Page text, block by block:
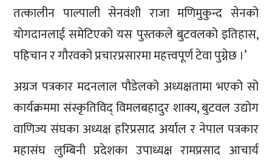
तत्कालीन पाल्पाली सेनवंशी राजा मणिमुकुन्द सेनको
योगदानलाई समेटिएको यस पुस्तकले बुटवलको इतिहास,
पहिचान र गौरवको प्रचारप्रसारमा महत्त्वपूर्ण टेवा पुग्नेछ ।’
अग्रज पत्रकार मदनलाल पौडेलको अध्यक्षतामा भएको सो
कार्यक्रममा संस्कृतिविद् विमलबहादुर शाक्य, बुटवल उद्योग
वाणिज्य संघका अध्यक्ष हरिप्रसाद अर्याल र नेपाल पत्रकार
महासंघ लुम्बिनी प्रदेशका उपाध्यक्ष रामप्रसाद आचार्य